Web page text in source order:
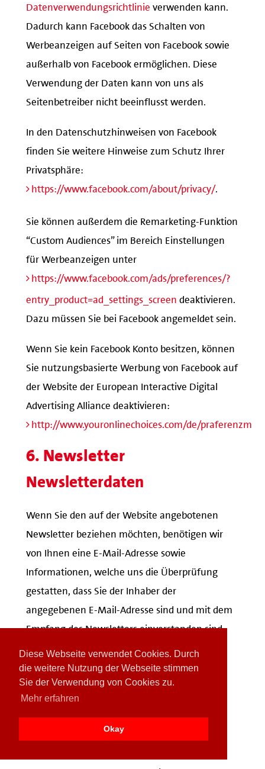
Diese Webseite verwendet Cookies. Durch
die weitere Nutzung der Webseite stimmen
Sie der Verwendung von Cookies zu.
Mehr erfahren
Okay
Datenverwendungsrichtlinie verwenden kann.
Dadurch kann Facebook das Schalten von
Werbeanzeigen auf Seiten von Facebook sowie
außerhalb von Facebook ermöglichen. Diese
Verwendung der Daten kann von uns als
Seitenbetreiber nicht beeinflusst werden.
In den Datenschutzhinweisen von Facebook
finden Sie weitere Hinweise zum Schutz Ihrer
Privatsphäre:
https://www.facebook.com/about/privacy/.
Sie können außerdem die Remarketing-Funktion
“Custom Audiences” im Bereich Einstellungen
für Werbeanzeigen unter
https://www.facebook.com/ads/preferences/?
entry_product=ad_settings_screen deaktivieren.
Dazu müssen Sie bei Facebook angemeldet sein.
Wenn Sie kein Facebook Konto besitzen, können
Sie nutzungsbasierte Werbung von Facebook auf
der Website der European Interactive Digital
Advertising Alliance deaktivieren:
http://www.youronlinechoices.com/de/
6. Newsletter
Newsletterdaten
Wenn Sie den auf der Website angebotenen
Newsletter beziehen möchten, benötigen wir
von Ihnen eine E-Mail-Adresse sowie
Informationen, welche uns die Überprüfung
gestatten, dass Sie der Inhaber der
angegebenen E-Mail-Adresse sind und mit dem
Empfang des Newsletters einverstanden sind.
freiwilliger Basis erhoben. Diese Daten
verwenden wir ausschließlich für den Versand
der angeforderten Informationen und geben